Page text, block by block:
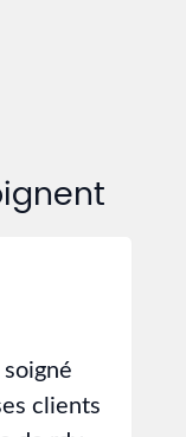
clients